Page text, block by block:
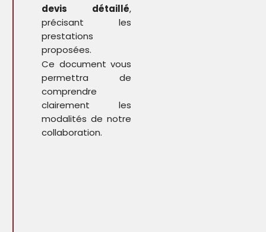
devis détaillé,
précisant les
prestations
proposées.
Ce document vous
permettra de
comprendre
clairement les
modalités de notre
collaboration.